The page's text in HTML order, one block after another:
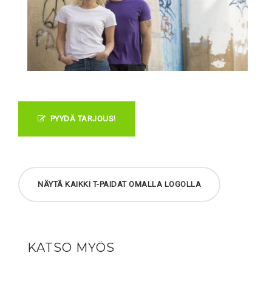
PYYDÄ TARJOUS!
NÄYTÄ KAIKKI T-PAIDAT OMALLA LOGOLLA
KATSO MYÖS